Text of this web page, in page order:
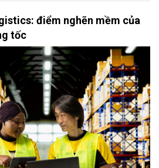
điểm nghẽn mềm của
tốc